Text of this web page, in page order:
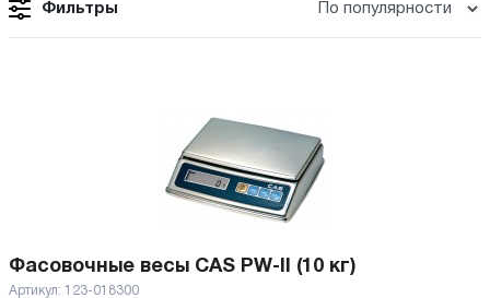
Фильтры
Фасовочные весы CAS PW-II (10 кг)
Артикул: 123-018300